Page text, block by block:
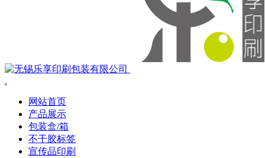
.
网站首页
产品展示
包装盒/箱
不干胶标签
宣传品印刷